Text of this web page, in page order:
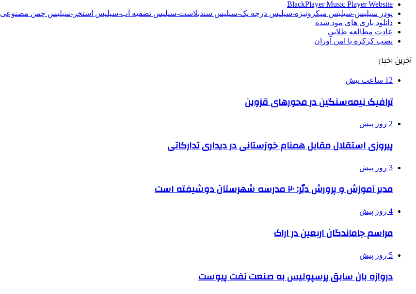
BlackPlayer Music Player Website
پودر سیلیس-سیلیس میکرونیزه-سیلیس درجه یک-سیلیس سندبلاست-سیلیس تصفیه آب-سیلیس استخر-سیلیس چمن مصنوعی
دانلود بازی های مود شده
عادت مطالعه طلایی
نصب کرکره با امن آوران
آخرین اخبار
12 ساعت پیش
ترافیک نیمه‌سنگین در محورهای قزوین
2 روز پیش
پیروزی استقلال مقابل همنام خوزستانی در دیداری تدارکاتی
3 روز پیش
مدیر آموزش و پرورش دیّر: ۲۰ مدرسه شهرستان دوشیفته است
4 روز پیش
مراسم جاماندگان اربعین در اراک
5 روز پیش
دروازه بان سابق پرسپولیس به صنعت نفت پیوست